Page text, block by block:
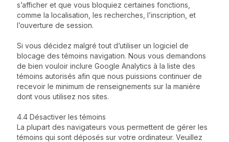
s’afficher et que vous bloquiez certaines fonctions,
comme la localisation, les recherches, l’inscription, et
l’ouverture de session.
Si vous décidez malgré tout d’utiliser un logiciel de
blocage des témoins navigation. Nous vous demandons
de bien vouloir inclure Google Analytics à la liste des
témoins autorisés afin que nous puissions continuer de
recevoir le minimum de renseignements sur la manière
dont vous utilisez nos sites.
4.4 Désactiver les témoins
La plupart des navigateurs vous permettent de gérer les
témoins qui sont déposés sur votre ordinateur. Veuillez